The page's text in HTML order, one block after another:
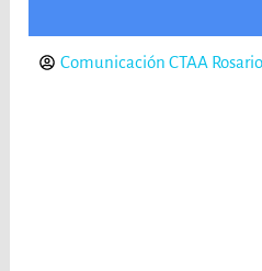
Comunicación CTAA Rosario